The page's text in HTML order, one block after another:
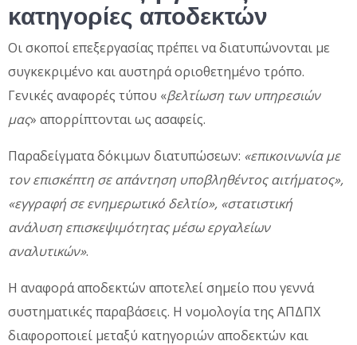
κατηγορίες αποδεκτών
Οι σκοποί επεξεργασίας πρέπει να διατυπώνονται με
συγκεκριμένο και αυστηρά οριοθετημένο τρόπο.
Γενικές αναφορές τύπου «βελτίωση των υπηρεσιών
μας» απορρίπτονται ως ασαφείς.
Παραδείγματα δόκιμων διατυπώσεων: «επικοινωνία με
τον επισκέπτη σε απάντηση υποβληθέντος αιτήματος»,
«εγγραφή σε ενημερωτικό δελτίο», «στατιστική
ανάλυση επισκεψιμότητας μέσω εργαλείων
αναλυτικών».
Η αναφορά αποδεκτών αποτελεί σημείο που γεννά
συστηματικές παραβάσεις. Η νομολογία της ΑΠΔΠΧ
διαφοροποιεί μεταξύ κατηγοριών αποδεκτών και